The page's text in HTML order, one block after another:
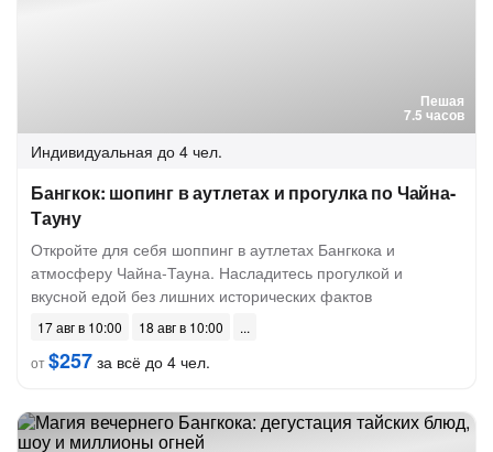
Пешая
7.5 часов
Индивидуальная до 4 чел.
Бангкок: шопинг в аутлетах и прогулка по Чайна-
Тауну
Откройте для себя шоппинг в аутлетах Бангкока и
атмосферу Чайна-Тауна. Насладитесь прогулкой и
вкусной едой без лишних исторических фактов
17 авг в 10:00
18 авг в 10:00
от$257 за всё до 4 чел.